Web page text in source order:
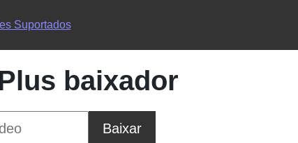
Suportados
baixador
Baixar